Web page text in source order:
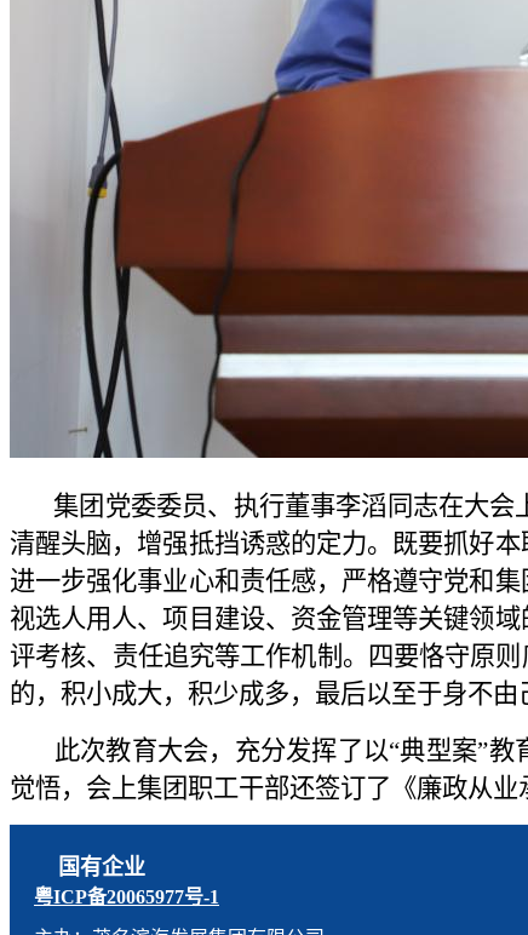
集团党委委员、执行董事李滔同志在大会
清醒头脑，增强抵挡诱惑的定力。既要抓好
进一步强化事业心和责任感，严格遵守党和
视选人用人、项目建设、资金管理等关键领
评考核、责任追究等工作机制。四要恪守原
的，积小成大，积少成多，最后以至于身不
此次教育大会，充分发挥了以“典型案”教
觉悟，会上集团职工干部还签订了《廉政从业
国有企业
粤ICP备20065977号-1